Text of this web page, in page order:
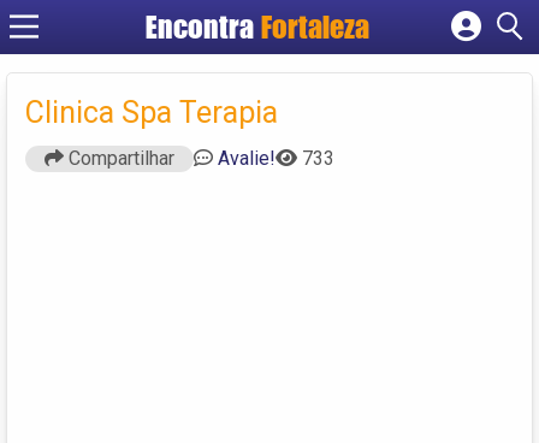
EncontraFortaleza
Cadastrar empresa
Criar conta
Clinica Spa Terapia
Compartilhar Avalie! 733